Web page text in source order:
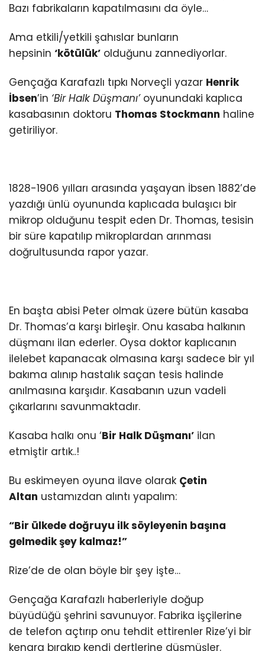
Bazı fabrikaların kapatılmasını da öyle…
Ama etkili/yetkili şahıslar bunların
hepsinin ‘kötülük’ olduğunu zannediyorlar.
Gençağa Karafazlı tıpkı Norveçli yazar Henrik
İbsen’in ‘Bir Halk Düşmanı’oyunundaki kaplıca
kasabasının doktoru Thomas Stockmann haline
getiriliyor.
1828-1906 yılları arasında yaşayan İbsen 1882’de
yazdığı ünlü oyununda kaplıcada bulaşıcı bir
mikrop olduğunu tespit eden Dr. Thomas, tesisin
bir süre kapatılıp mikroplardan arınması
doğrultusunda rapor yazar.
En başta abisi Peter olmak üzere bütün kasaba
Dr. Thomas’a karşı birleşir. Onu kasaba halkının
düşmanı ilan ederler. Oysa doktor kaplıcanın
ilelebet kapanacak olmasına karşı sadece bir yıl
bakıma alınıp hastalık saçan tesis halinde
anılmasına karşıdır. Kasabanın uzun vadeli
çıkarlarını savunmaktadır.
Kasaba halkı onu ‘Bir Halk Düşmanı’ ilan
etmiştir artık..!
Bu eskimeyen oyuna ilave olarak Çetin
Altan ustamızdan alıntı yapalım:
“Bir ülkede doğruyu ilk söyleyenin başına
gelmedik şey kalmaz!”
Rize’de de olan böyle bir şey işte…
Gençağa Karafazlı haberleriyle doğup
büyüdüğü şehrini savunuyor. Fabrika işçilerine
de telefon açtırıp onu tehdit ettirenler Rize’yi bir
kenara bırakıp kendi dertlerine düşmüşler.